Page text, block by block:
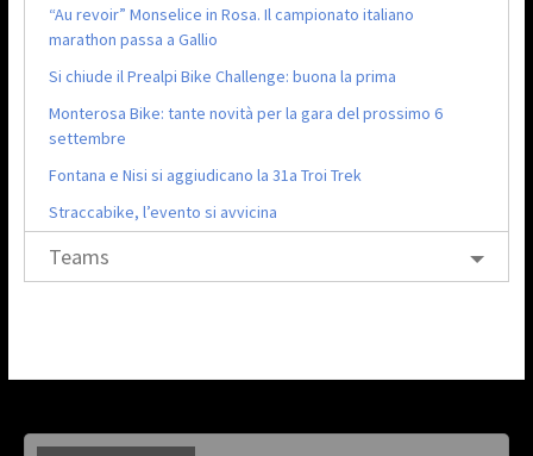
“Au revoir” Monselice in Rosa. Il campionato italiano
marathon passa a Gallio
Si chiude il Prealpi Bike Challenge: buona la prima
Monterosa Bike: tante novità per la gara del prossimo 6
settembre
Fontana e Nisi si aggiudicano la 31a Troi Trek
Straccabike, l’evento si avvicina
Teams